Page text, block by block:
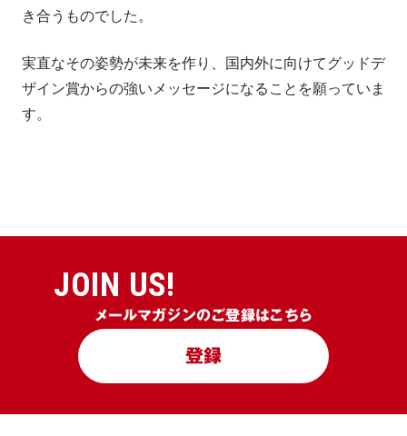
き合うものでした。
実直なその姿勢が未来を作り、国内外に向けてグッドデ
ザイン賞からの強いメッセージになることを願っていま
す。
JOIN US!
メールマガジンのご登録はこちら
登録